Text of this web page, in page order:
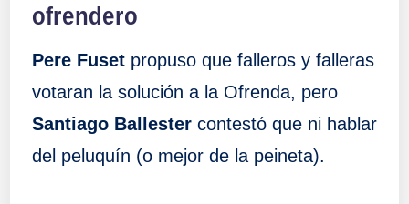
ofrendero
Pere Fusetpropuso que falleros y falleras
votaran la solución a la Ofrenda, pero
Santiago Ballestercontestó que ni hablar
del peluquín (o mejor de la peineta).